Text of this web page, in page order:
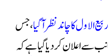
ربیع الاول کا چاند نظر آگیا، جس
سے اعلان کر دیا گیا ہے کہ